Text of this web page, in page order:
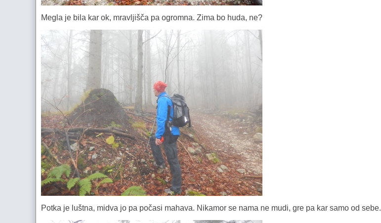
Megla je bila kar ok, mravljišča pa ogromna. Zima bo huda, ne?
Potka je luštna, midva jo pa počasi mahava. Nikamor se nama ne mudi, gre pa kar samo od sebe.